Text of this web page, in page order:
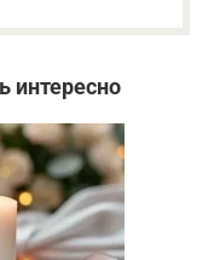
интересно